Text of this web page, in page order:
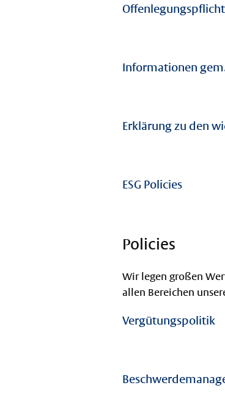
Informationen gem.
Erklärung zu den
ESG Policies
Policies
Wir legen großen
allen Bereichen
Vergütungspolitik